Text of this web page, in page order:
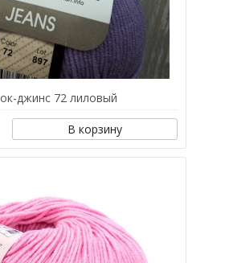
джинс 72 лиловый
В корзину